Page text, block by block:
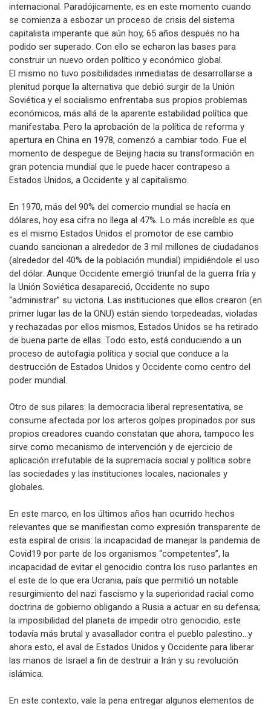
internacional. Paradójicamente, es en este momento cuando
se comienza a esbozar un proceso de crisis del sistema
capitalista imperante que aún hoy, 65 años después no ha
podido ser superado. Con ello se echaron las bases para
construir un nuevo orden político y económico global.
El mismo no tuvo posibilidades inmediatas de desarrollarse a
plenitud porque la alternativa que debió surgir de la Unión
Soviética y el socialismo enfrentaba sus propios problemas
económicos, más allá de la aparente estabilidad política que
manifestaba. Pero la aprobación de la política de reforma y
apertura en China en 1978, comenzó a cambiar todo. Fue el
momento de despegue de Beijing hacia su transformación en
gran potencia mundial que le puede hacer contrapeso a
Estados Unidos, a Occidente y al capitalismo.
En 1970, más del 90% del comercio mundial se hacía en
dólares, hoy esa cifra no llega al 47%. Lo más increíble es que
es el mismo Estados Unidos el promotor de ese cambio
cuando sancionan a alrededor de 3 mil millones de ciudadanos
(alrededor del 40% de la población mundial) impidiéndole el uso
del dólar. Aunque Occidente emergió triunfal de la guerra fría y
la Unión Soviética desapareció, Occidente no supo
“administrar” su victoria. Las instituciones que ellos crearon (en
primer lugar las de la ONU) están siendo torpedeadas, violadas
y rechazadas por ellos mismos, Estados Unidos se ha retirado
de buena parte de ellas. Todo esto, está conduciendo a un
proceso de autofagia política y social que conduce a la
destrucción de Estados Unidos y Occidente como centro del
poder mundial.
Otro de sus pilares: la democracia liberal representativa, se
consume afectada por los arteros golpes propinados por sus
propios creadores cuando constatan que ahora, tampoco les
sirve como mecanismo de intervención y de ejercicio de
aplicación irrefutable de la supremacía social y política sobre
las sociedades y las instituciones locales, nacionales y
globales.
En este marco, en los últimos años han ocurrido hechos
relevantes que se manifiestan como expresión transparente de
esta espiral de crisis: la incapacidad de manejar la pandemia de
Covid19 por parte de los organismos “competentes”, la
incapacidad de evitar el genocidio contra los ruso parlantes en
el este de lo que era Ucrania, país que permitió un notable
resurgimiento del nazi fascismo y la superioridad racial como
doctrina de gobierno obligando a Rusia a actuar en su defensa;
la imposibilidad del planeta de impedir otro genocidio, este
todavía más brutal y avasallador contra el pueblo palestino…y
ahora esto, el aval de Estados Unidos y Occidente para liberar
las manos de Israel a fin de destruir a Irán y su revolución
islámica.
En este contexto, vale la pena entregar algunos elementos de